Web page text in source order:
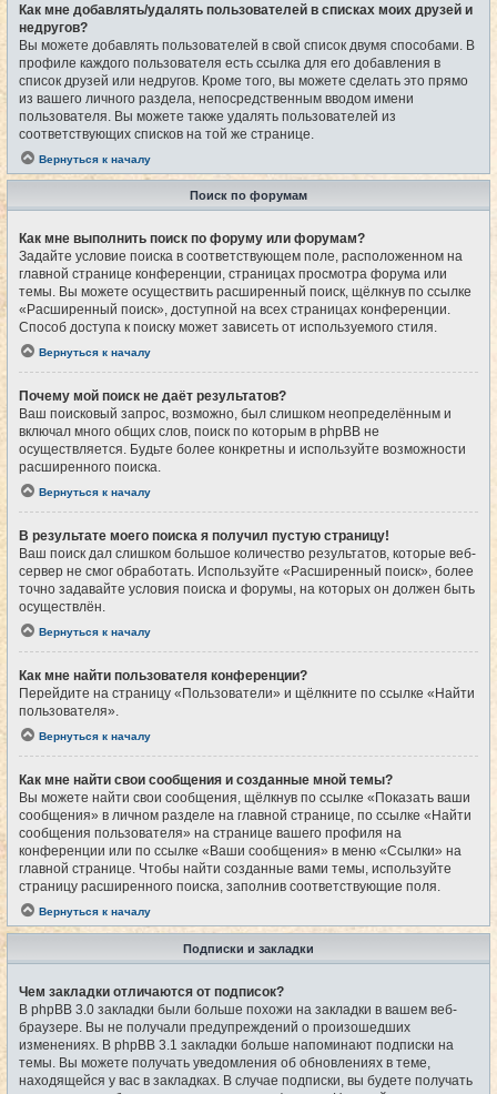
Как мне добавлять/удалять пользователей в списках моих друзей и
недругов?
Вы можете добавлять пользователей в свой список двумя способами. В
профиле каждого пользователя есть ссылка для его добавления в
список друзей или недругов. Кроме того, вы можете сделать это прямо
из вашего личного раздела, непосредственным вводом имени
пользователя. Вы можете также удалять пользователей из
соответствующих списков на той же странице.
Вернуться к началу
Поиск по форумам
Как мне выполнить поиск по форуму или форумам?
Задайте условие поиска в соответствующем поле, расположенном на
главной странице конференции, страницах просмотра форума или
темы. Вы можете осуществить расширенный поиск, щёлкнув по ссылке
«Расширенный поиск», доступной на всех страницах конференции.
Способ доступа к поиску может зависеть от используемого стиля.
Вернуться к началу
Почему мой поиск не даёт результатов?
Ваш поисковый запрос, возможно, был слишком неопределённым и
включал много общих слов, поиск по которым в phpBB не
осуществляется. Будьте более конкретны и используйте возможности
расширенного поиска.
Вернуться к началу
В результате моего поиска я получил пустую страницу!
Ваш поиск дал слишком большое количество результатов, которые веб-
сервер не смог обработать. Используйте «Расширенный поиск», более
точно задавайте условия поиска и форумы, на которых он должен быть
осуществлён.
Вернуться к началу
Как мне найти пользователя конференции?
Перейдите на страницу «Пользователи» и щёлкните по ссылке «Найти
пользователя».
Вернуться к началу
Как мне найти свои сообщения и созданные мной темы?
Вы можете найти свои сообщения, щёлкнув по ссылке «Показать ваши
сообщения» в личном разделе на главной странице, по ссылке «Найти
сообщения пользователя» на странице вашего профиля на
конференции или по ссылке «Ваши сообщения» в меню «Ссылки» на
главной странице. Чтобы найти созданные вами темы, используйте
страницу расширенного поиска, заполнив соответствующие поля.
Вернуться к началу
Подписки и закладки
Чем закладки отличаются от подписок?
В phpBB 3.0 закладки были больше похожи на закладки в вашем веб-
браузере. Вы не получали предупреждений о произошедших
изменениях. В phpBB 3.1 закладки больше напоминают подписки на
темы. Вы можете получать уведомления об обновлениях в теме,
находящейся у вас в закладках. В случае подписки, вы будете получать